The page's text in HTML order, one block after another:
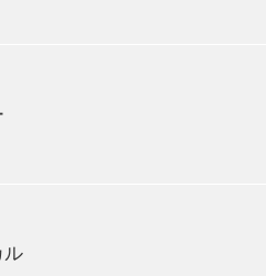
用の潤滑剤を使用すること
トアやスーパーのお弁当や
ができる人協働ロボットも
活用し、「きゅうりの葉か
菜の種まきから収穫まで全
が、全てのケースにおいて
、エレベーター、クレーン
「モータの回転速度を制御
寄与します。
電システム（繊維、紙、ゴ
で高品質・高効率、そして
となっています。当社はモ
向上させて、CO
ー、電車、クレーン、ファ
ル